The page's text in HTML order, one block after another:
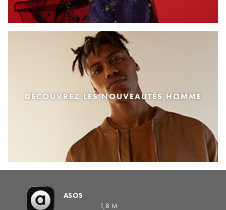
DÉCOUVREZ LES NOUVEAUTÉS HOMME
ASOS
1,8 M